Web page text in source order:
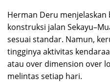
Herman Deru menjelaskan
konstruksi jalan
sesuai standar. Namun,
tingginya aktivitas
atau over dimension over
melintas setiap hari.